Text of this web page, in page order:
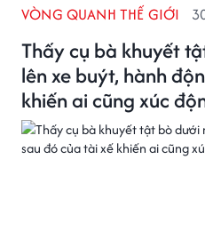
Thấy cụ bà khuyết
lên xe buýt, hành
khiến ai cũng xúc
VÒNG QUANH THẾ GIỚI